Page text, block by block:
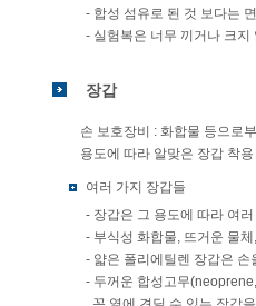
- 합성 섬유로 된 것 보다는
- 실험복은 너무 끼거나 크
장갑
손 보호장비 : 화합물 등으로
용도에 따라 알맞은 장갑 착용
여러 가지 장갑들
- 장갑은 그 용도에 따라 여
- 부식성 화합물, 뜨거운 물
- 얇은 폴리에틸렌 장갑은
- 두꺼운 합성고무